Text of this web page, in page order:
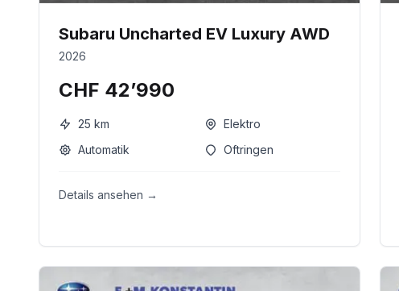
Subaru Uncharted EV Luxury AWD
2026
CHF 42’990
25 km
Elektro
Automatik
Oftringen
Details ansehen →